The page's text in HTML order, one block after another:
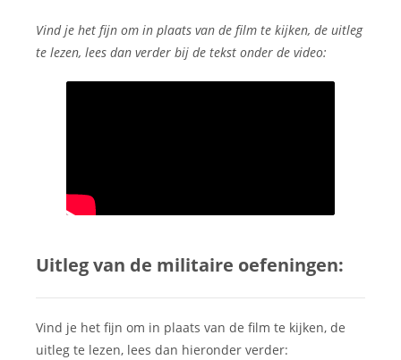
Vind je het fijn om in plaats van de film te kijken, de uitleg
te lezen, lees dan verder bij de tekst onder de video:
Uitleg van de militaire oefeningen:
Vind je het fijn om in plaats van de film te kijken, de
uitleg te lezen, lees dan hieronder verder: